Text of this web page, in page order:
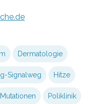
Dermatologie
Signalweg Hitze
Mutationen Poliklinik